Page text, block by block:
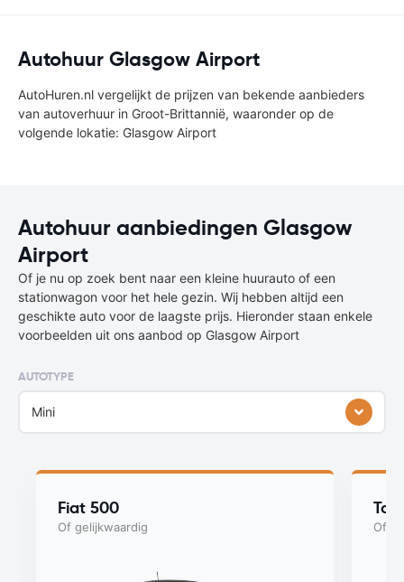
Autohuur Glasgow Airport
AutoHuren.nl vergelijkt de prijzen van bekende aanbieders
van autoverhuur in Groot-Brittannië, waaronder op de
volgende lokatie: Glasgow Airport
Autohuur aanbiedingen Glasgow
Airport
Of je nu op zoek bent naar een kleine huurauto of een
stationwagon voor het hele gezin. Wij hebben altijd een
geschikte auto voor de laagste prijs. Hieronder staan enkele
voorbeelden uit ons aanbod op Glasgow Airport
AUTOTYPE
Mini
Fiat 500
Of gelijkwaardig Of